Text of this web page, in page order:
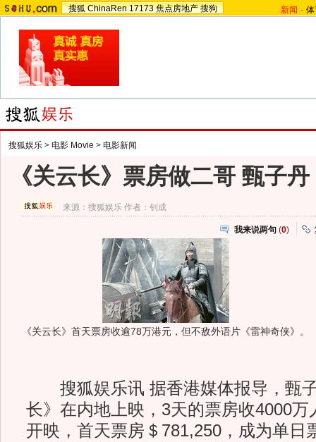
搜狐 ChinaRen 17173 焦点房地产 搜狗 新闻 -
搜狐娱乐 > 电影 Movie > 电影新闻
《关云长》票房做二哥 甄子
来源：搜狐娱乐 作者：钊成
我来说两句 (0)
《关云长》首天票房收逾78万港元，但不敌外语片《雷神奇侠》。
搜狐娱乐讯 据香港媒体报导，甄
长》在内地上映，3天的票房收4000万
开映，首天票房＄781,250，成为单日